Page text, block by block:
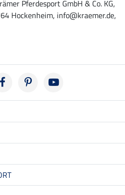
Pferdesport GmbH & Co. KG,
Hockenheim, info@kraemer.de,